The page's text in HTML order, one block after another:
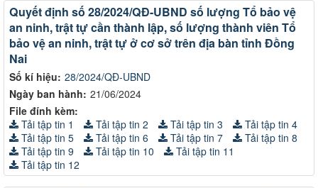
Số kí hiệu: 28/2024/QĐ-UBND
Ngày ban hành: 21/06/2024
Quyết định số 28/2024/QĐ-UBND số lượng Tổ bảo vệ
an ninh, trật tự cần thành lập, số lượng thành viên Tổ
bảo vệ an ninh, trật tự ở cơ sở trên địa bàn tỉnh Đồng
Nai
File đính kèm:
Tải tập tin 1
Tải tập tin 2 Tải tập tin 3
Tải tập tin 4
Tải tập tin 5
Tải tập tin 6 Tải tập tin 7
Tải tập tin 8
Tải tập tin 9
Tải tập tin 10
Tải tập tin 11
Tải tập tin 12